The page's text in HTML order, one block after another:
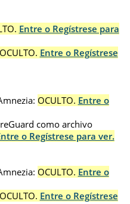
Entre o Regístrese para
OCULTO. Entre o Regístrese
OCULTO. Entre o
como archivo
o Regístrese para ver.
OCULTO. Entre o
OCULTO. Entre o Regístrese